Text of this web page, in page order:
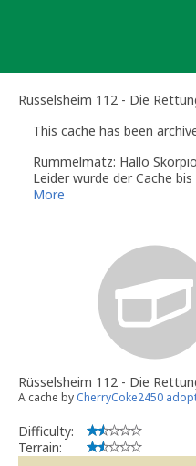
Rüsselsheim 112 - Die
This cache has been
Rummelmatz: Hallo
Leider wurde der Cache
endgültige Archivierung
Rummelmatz
Volunteer Reviewer for
Kontakt:
Informationen, Tipps und
Geocaching-Guidlines:
Hello Skorpion72!
Unfortunately, until
took place today.
If you would like to place
Please remember to
Greetings
Rummelmatz
Volunteer Reviewer for
More
Rüsselsheim 112 - Die
A cache by CherryCoke2450
Difficulty:
Terrain: